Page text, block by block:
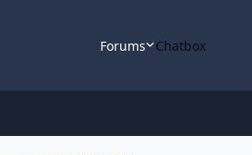
Forums Chatbox